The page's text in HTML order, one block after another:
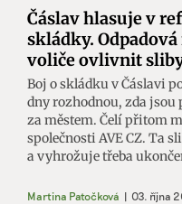
Čáslav hlasuje v
skládky. Odpadová
voliče ovlivnit
Boj o skládku v Čáslavi
dny rozhodnou, zda jsou
za městem. Čelí přitom
společnosti AVE CZ. Ta
a vyhrožuje třeba
Martina Patočková | 03. října